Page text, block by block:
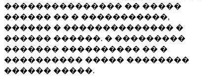
��������������� �� �����
������ �� � �����������,
������ � �������������� �
������ ������. � ���������
������� ���������� �� �
���������� ����� ��������
������ �����.